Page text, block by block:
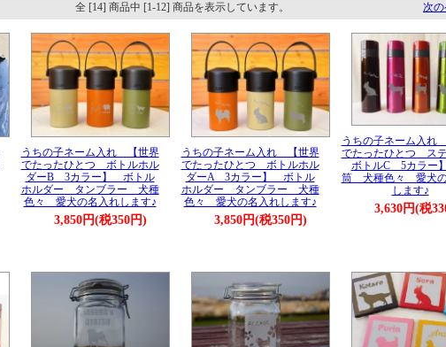
全 [14] 商品中 [1-12] 商品を表示しています。 次の
うちの子ネーム入れ 【世界
でたったひとつ ボトルホル
ダーB 3カラー】 ボトル
ホルダー タンブラー 犬種
色々 愛犬の名入れします♪
3,850円(税350円)
うちの子ネーム入れ 【世界
でたったひとつ ボトルホル
ダーA 3カラー】 ボトル
ホルダー タンブラー 犬種
色々 愛犬の名入れします♪
3,850円(税350円)
うちの子ネーム入れ
でたったひとつ ス
ボトルC 5カラー
筒 犬種色々 愛犬の
します♪
3,630円(税